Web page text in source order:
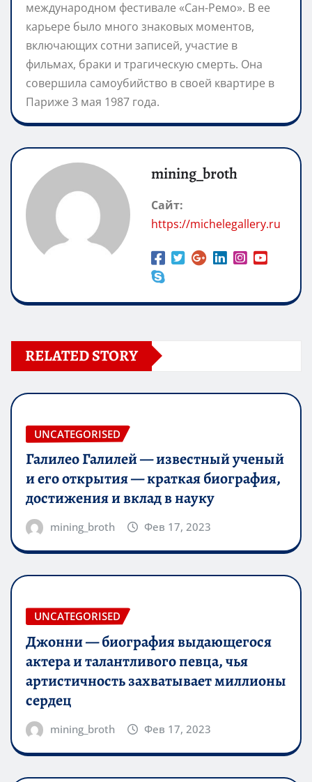
международном фестивале «Сан-Ремо». В ее
карьере было много знаковых моментов,
включающих сотни записей, участие в
фильмах, браки и трагическую смерть. Она
совершила самоубийство в своей квартире в
Париже 3 мая 1987 года.
mining_broth
Сайт:
https://michelegallery.ru
RELATED STORY
UNCATEGORISED
Галилео Галилей — известный ученый
и его открытия — краткая биография,
достижения и вклад в науку
mining_broth Фев 17, 2023
UNCATEGORISED
Джонни — биография выдающегося
актера и талантливого певца, чья
артистичность захватывает миллионы
сердец
mining_broth Фев 17, 2023